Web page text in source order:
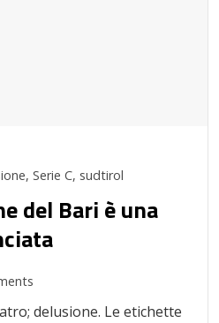
, Serie C, sudtirol
del Bari è una
delusione. Le etichette